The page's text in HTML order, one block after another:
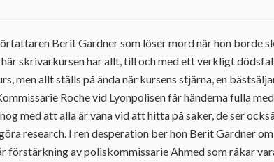
Berit Gardner som löser mord när hon borde
skrivarkursen har allt, till och med ett verkligt
men allt ställs på ända när kursens stjärna, en
Roche vid Lyonpolisen får händerna fulla
med att alla är vana vid att hitta på saker, de ser
research. I ren desperation ber hon Berit Gardner
förstärkning av poliskommissarie Ahmed som råkar